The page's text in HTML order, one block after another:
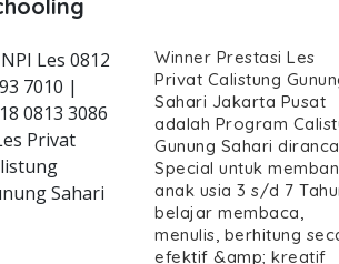
privat-calistung-
Les 0812
7010 |
0813 3086
Privat
Sahari
Winner Prestasi Les
Privat Calistung
Sahari Jakarta Pusat
adalah Program
Gunung Sahari
Special untuk
anak usia 3 s/d 7
belajar membaca,
menulis, berhitung
efektif &amp; kreatif